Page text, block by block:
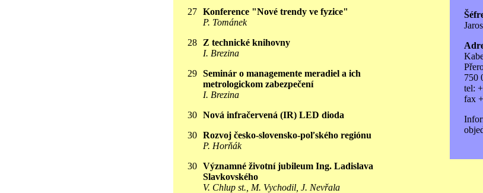
27 Konference "Nové trendy ve fyzice"
P. Tománek
28
Z technické knihovny
I. Brezina
29 Seminár o managemente meradiel a ich
metrologickom zabezpečení
I. Brezina
30 Nová infračervená (IR) LED dioda
30 Rozvoj česko-slovensko-poľského regiónu
P. Horňák
30 Významné životní jubileum Ing. Ladislava
Slavkovského
V. Chlup st., M. Vychodil, J. Nevřala
750
tel:
fax